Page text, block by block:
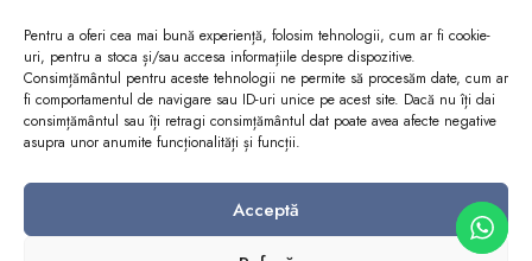
Pentru a oferi cea mai bună experiență, folosim tehnologii, cum ar fi cookie-
uri, pentru a stoca și/sau accesa informațiile despre dispozitive.
Consimțământul pentru aceste tehnologii ne permite să procesăm date, cum ar
fi comportamentul de navigare sau ID-uri unice pe acest site. Dacă nu îți dai
consimțământul sau îți retragi consimțământul dat poate avea afecte negative
asupra unor anumite funcționalități și funcții.
Acceptă
ABONEAZĂ-TE